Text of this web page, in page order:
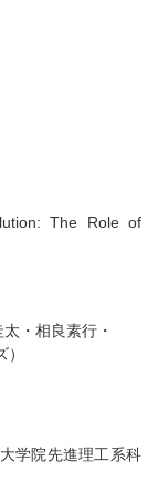
The Role of
・相良素行・
学院先進理工系科